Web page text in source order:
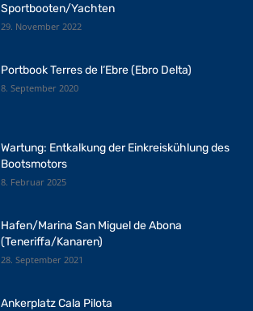
Sportbooten/Yachten
29. November 2022
Portbook Terres de l‘Ebre (Ebro Delta)
8. September 2020
Wartung: Entkalkung der Einkreiskühlung des
Bootsmotors
8. Februar 2025
Hafen/Marina San Miguel de Abona
(Teneriffa/Kanaren)
28. September 2021
Ankerplatz Cala Pilota